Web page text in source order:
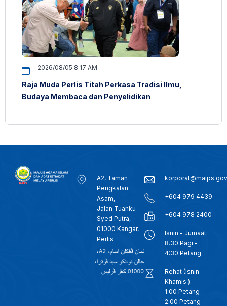
2026/08/05 8:17 AM
Raja Muda Perlis Titah Perkasa Tradisi Ilmu,
Budaya Membaca dan Penyelidikan
A2, Taman
Pengkalan
Asam,
Jalan Tuanku
Syed Putra,
01000 Kangar,
Perlis
+604 979 4439
+604 978 2400
Isnin - Jumaat:
8.30 Pagi -
4:30 Petang
Rehat (Isnin -
Khamis ):
1.00 Petang -
2.00 Petang